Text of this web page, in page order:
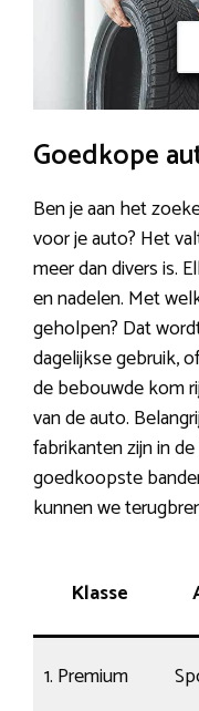
Goedkope
Ben je aan het
voor je auto? Het
meer dan divers is.
en nadelen. Met
geholpen? Dat
dagelijkse gebruik,
de bebouwde kom
van de auto.
fabrikanten zijn in
goedkoopste
kunnen we
Klasse
1. Premium